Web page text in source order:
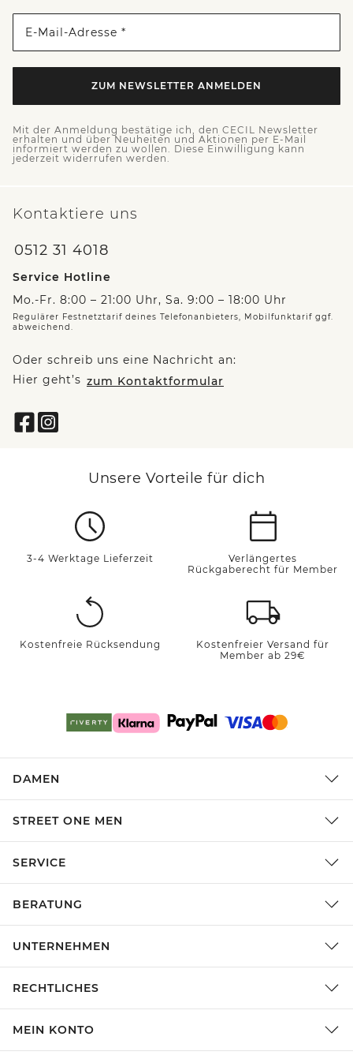
E-Mail-Adresse *
ZUM NEWSLETTER ANMELDEN
Mit der Anmeldung bestätige ich, den CECIL Newsletter
erhalten und über Neuheiten und Aktionen per E-Mail
informiert werden zu wollen. Diese Einwilligung kann
jederzeit widerrufen werden.
Kontaktiere uns
0512 31 4018
Service Hotline
Mo.-Fr. 8:00 – 21:00 Uhr, Sa. 9:00 – 18:00 Uhr
Regulärer Festnetztarif deines Telefonanbieters, Mobilfunktarif ggf.
abweichend.
Oder schreib uns eine Nachricht an:
Hier geht’s zum Kontaktformular
Unsere Vorteile für dich
3-4 Werktage Lieferzeit
Verlängertes
Rückgaberecht für Member
Kostenfreie Rücksendung
Kostenfreier Versand für
Member ab 29€
DAMEN
STREET ONE MEN
SERVICE
BERATUNG
UNTERNEHMEN
RECHTLICHES
MEIN KONTO